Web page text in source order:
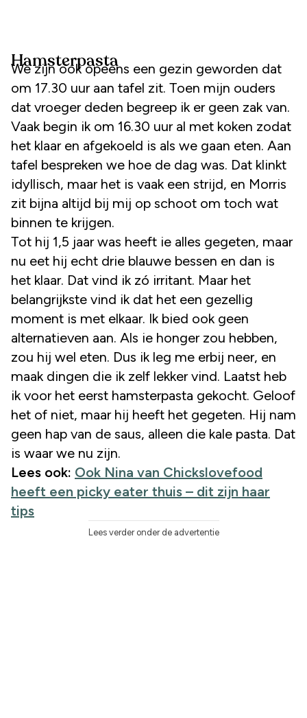
Hamsterpasta
We zijn ook opeens een gezin geworden dat
om 17.30 uur aan tafel zit. Toen mijn ouders
dat vroeger deden begreep ik er geen zak van.
Vaak begin ik om 16.30 uur al met koken zodat
het klaar en afgekoeld is als we gaan eten. Aan
tafel bespreken we hoe de dag was. Dat klinkt
idyllisch, maar het is vaak een strijd, en Morris
zit bijna altijd bij mij op schoot om toch wat
binnen te krijgen.
Tot hij 1,5 jaar was heeft ie alles gegeten, maar
nu eet hij echt drie blauwe bessen en dan is
het klaar. Dat vind ik zó irritant. Maar het
belangrijkste vind ik dat het een gezellig
moment is met elkaar. Ik bied ook geen
alternatieven aan. Als ie honger zou hebben,
zou hij wel eten. Dus ik leg me erbij neer, en
maak dingen die ik zelf lekker vind. Laatst heb
ik voor het eerst hamsterpasta gekocht. Geloof
het of niet, maar hij heeft het gegeten. Hij nam
geen hap van de saus, alleen die kale pasta. Dat
is waar we nu zijn.
Lees ook: Ook Nina van Chickslovefood
heeft een picky eater thuis – dit zijn haar
tips
Lees verder onder de advertentie